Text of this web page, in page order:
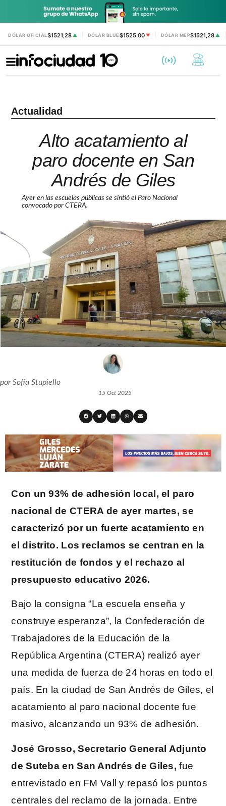
DÓLAR OFICIAL$1521,28 ▲ DÓLAR BLUE$1525,00 ▼ DÓLAR MEP$1521,28▲
Actualidad
Alto acatamiento al
paro docente en San
Andrés de Giles
Ayer en las escuelas públicas se sintió el Paro Nacional
convocado por CTERA.
porSofía Stupiello
15 Oct 2025
Con un 93% de adhesión local, el paro
nacional de CTERA de ayer martes, se
caracterizó por un fuerte acatamiento en
el distrito. Los reclamos se centran en la
restitución de fondos y el rechazo al
presupuesto educativo 2026.
Bajo la consigna “La escuela enseña y
construye esperanza”, la Confederación de
Trabajadores de la Educación de la
República Argentina (CTERA) realizó ayer
una medida de fuerza de 24 horas en todo el
país. En la ciudad de San Andrés de Giles, el
acatamiento al paro nacional docente fue
masivo, alcanzando un 93% de adhesión.
José Grosso, Secretario General Adjunto
de Suteba en San Andrés de Giles, fue
entrevistado en FM Vall y repasó los puntos
centrales del reclamo de la jornada. Entre